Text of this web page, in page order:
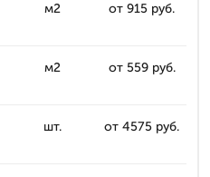
м2 от 915 руб.
м2 от 559 руб.
шт. от 4575 руб.